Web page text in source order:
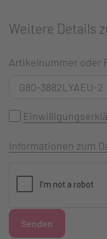
Weitere Details
Artikelnummer oder
Informationen zum
Senden